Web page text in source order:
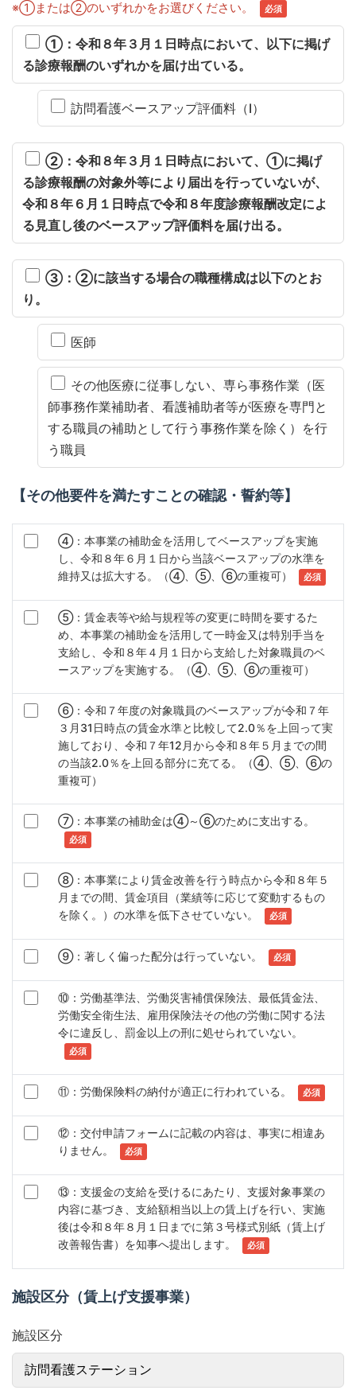
※①または②のいずれかをお選びください。 必須
①：令和８年３月１日時点において、以下に掲げ
る診療報酬のいずれかを届け出ている。
訪問看護ベースアップ評価料（Ⅰ）
②：令和８年３月１日時点において、①に掲げ
る診療報酬の対象外等により届出を行っていないが、
令和８年６月１日時点で令和８年度診療報酬改定によ
る見直し後のベースアップ評価料を届け出る。
③：②に該当する場合の職種構成は以下のとお
り。
医師
その他医療に従事しない、専ら事務作業（医
師事務作業補助者、看護補助者等が医療を専門と
する職員の補助として行う事務作業を除く）を行
う職員
【その他要件を満たすことの確認・誓約等】
④：本事業の補助金を活用してベースアップを実施
し、令和８年６月１日から当該ベースアップの水準を
維持又は拡大する。（④、⑤、⑥の重複可）
⑤：賃金表等や給与規程等の変更に時間を要するた
め、本事業の補助金を活用して一時金又は特別手当を
支給し、令和８年４月１日から支給した対象職員のベ
ースアップを実施する。（④、⑤、⑥の重複可）
⑥：令和７年度の対象職員のベースアップが令和７年
３月31日時点の賃金水準と比較して2.0％を上回って実
施しており、令和７年12月から令和８年５月までの間
の当該2.0％を上回る部分に充てる。（④、⑤、⑥の
重複可）
⑦：本事業の補助金は④～⑥のために支出する。
⑧：本事業により賃金改善を行う時点から令和８年５
月までの間、賃金項目（業績等に応じて変動するもの
を除く。）の水準を低下させていない。
⑨：著しく偏った配分は行っていない。
⑩：労働基準法、労働災害補償保険法、最低賃金法、
労働安全衛生法、雇用保険法その他の労働に関する法
令に違反し、罰金以上の刑に処せられていない。
⑪：労働保険料の納付が適正に行われている。
⑫：交付申請フォームに記載の内容は、事実に相違あ
りません。
⑬：支援金の支給を受けるにあたり、支援対象事業の
内容に基づき、支給額相当以上の賃上げを行い、実施
後は令和８年８月１日までに第３号様式別紙（賃上げ
改善報告書）を知事へ提出します。
施設区分（賃上げ支援事業）
施設区分